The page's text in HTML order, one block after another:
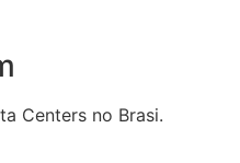
Centers no Brasi.